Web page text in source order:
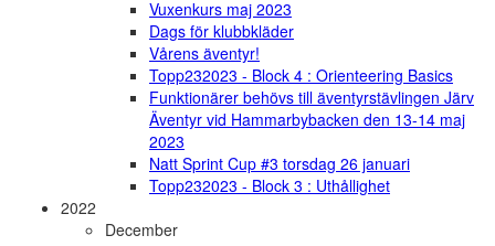
Vuxenkurs maj 2023
Dags för klubbkläder
Vårens äventyr!
Topp232023 - Block 4 : Orienteering Basics
Funktionärer behövs till äventyrstävlingen Järv
Äventyr vid Hammarbybacken den 13-14 maj
2023
Natt Sprint Cup #3 torsdag 26 januari
Topp232023 - Block 3 : Uthållighet
2022
December